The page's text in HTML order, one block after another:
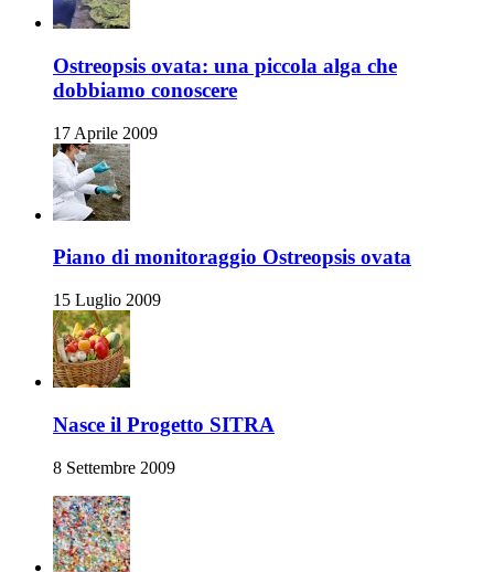
Ostreopsis ovata: una piccola alga che
dobbiamo conoscere
17 Aprile 2009
Piano di monitoraggio Ostreopsis ovata
15 Luglio 2009
Nasce il Progetto SITRA
8 Settembre 2009